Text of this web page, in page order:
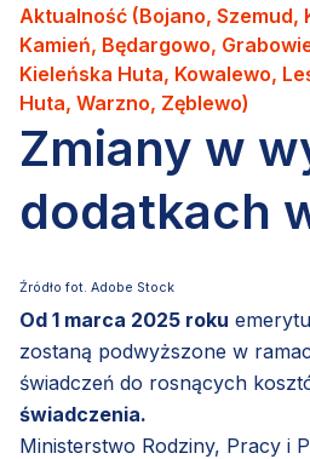
Aktualność (Bojano, Szemud,
Kamień, Będargowo,
Kieleńska Huta, Kowalewo,
Huta, Warzno, Zęblewo)
Zmiany w
dodatkach
Źródło fot. Adobe Stock
Od 1 marca 2025 roku
zostaną podwyższone w
świadczeń do rosnących
świadczenia.
Ministerstwo Rodziny, Pracy i